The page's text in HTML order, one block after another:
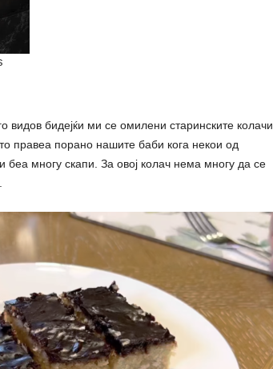
бидејќи ми се омилени старинските колачи.
правеа порано нашите баби кога некои од
многу скапи. За овој колач нема многу да се